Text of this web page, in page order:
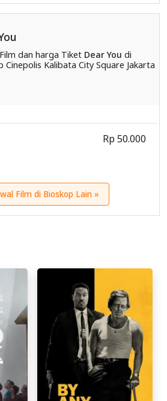
dan harga Tiket Dear You di
Cinepolis Kalibata City Square Jakarta
Rp 50.000
Film di Bioskop Lain »